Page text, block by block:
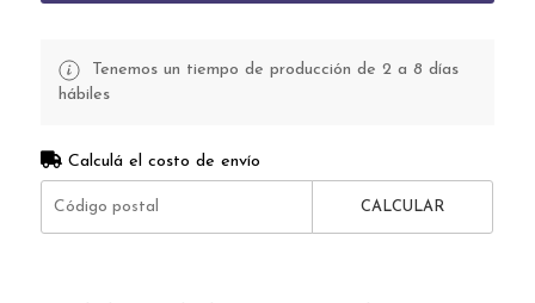
Tenemos un tiempo de producción de 2 a 8 días
hábiles
Calculá el costo de envío
CALCULAR